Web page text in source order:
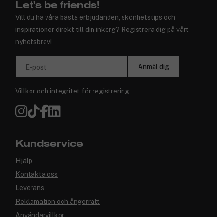
Let's be friends!
Vill du ha våra bästa erbjudanden, skönhetstips och
inspirationer direkt till din inkorg? Registrera dig på vårt
nyhetsbrev!
E-post Anmäl dig
Villkor och integritet för registrering
Kundservice
Hjälp
Kontakta oss
Leverans
Reklamation och ångerrätt
Användarvillkor